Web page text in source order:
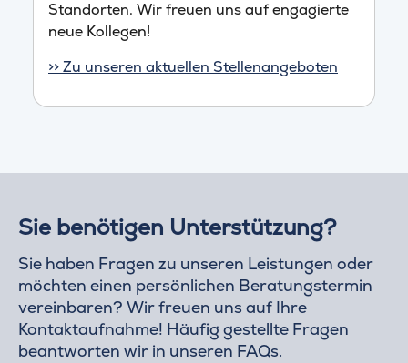
Standorten. Wir freuen uns auf engagierte
neue Kollegen!
>> Zu unseren aktuellen Stellenangeboten
Sie benötigen Unterstützung?
Sie haben Fragen zu unseren Leistungen oder
möchten einen persönlichen Beratungstermin
vereinbaren? Wir freuen uns auf Ihre
Kontaktaufnahme! Häufig gestellte Fragen
beantworten wir in unseren FAQs.